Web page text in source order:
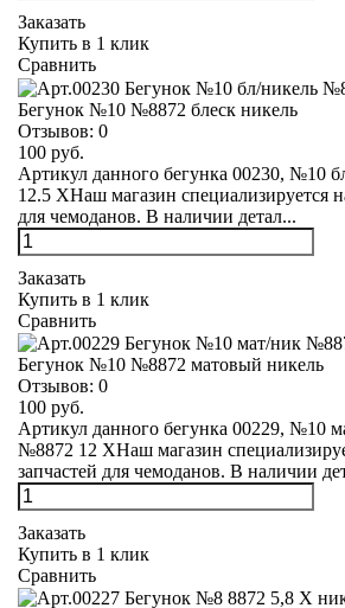
Заказать
Купить в 1 клик
Сравнить
Бегунок №10 №8872 блеск никель
Отзывов: 0
100 руб.
Артикул данного бегунка 00230, №10
12.5 XНаш магазин специализируется
для чемоданов. В наличии детал...
Заказать
Купить в 1 клик
Сравнить
Бегунок №10 №8872 матовый никель
Отзывов: 0
100 руб.
Артикул данного бегунка 00229, №10
№8872 12 XНаш магазин
запчастей для чемоданов. В наличии
Заказать
Купить в 1 клик
Сравнить